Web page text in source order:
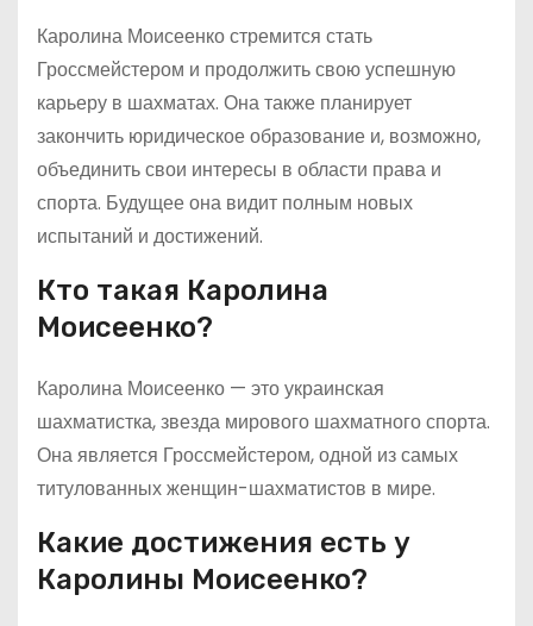
Каролина Моисеенко стремится стать
Гроссмейстером и продолжить свою успешную
карьеру в шахматах. Она также планирует
закончить юридическое образование и, возможно,
объединить свои интересы в области права и
спорта. Будущее она видит полным новых
испытаний и достижений.
Кто такая Каролина
Моисеенко?
Каролина Моисеенко — это украинская
шахматистка, звезда мирового шахматного спорта.
Она является Гроссмейстером, одной из самых
титулованных женщин-шахматистов в мире.
Какие достижения есть у
Каролины Моисеенко?